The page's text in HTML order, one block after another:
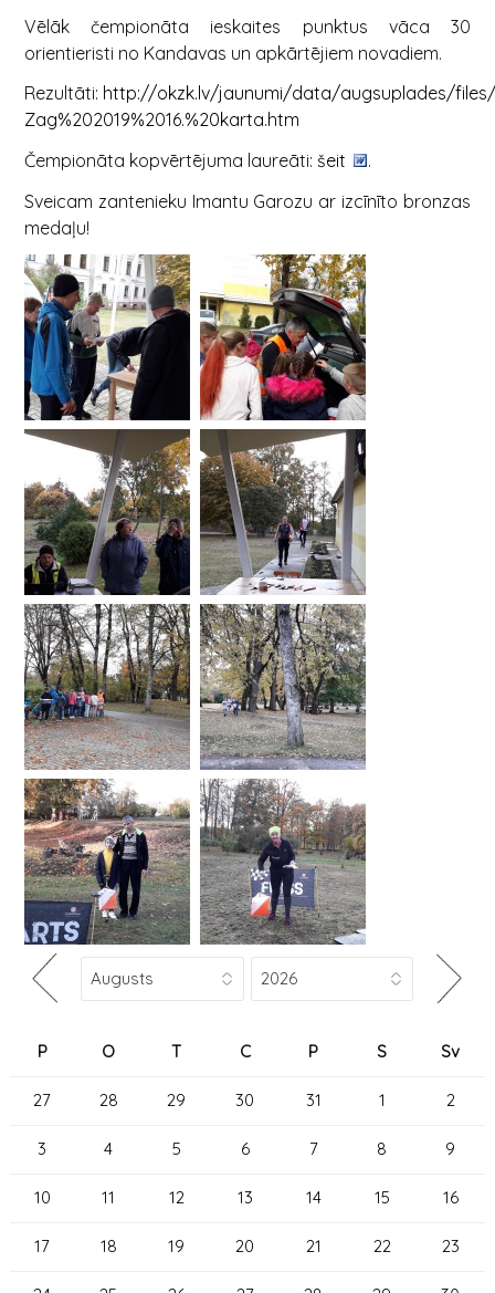
Vēlāk čempionāta ieskaites punktus vāca 30
orientieristi no Kandavas un apkārtējiem novadiem.
Rezultāti: http://okzk.lv/jaunumi/data/augsuplades/
Zag%202019%2016.%20karta.htm
Čempionāta kopvērtējuma laureāti: šeit
.
Sveicam zantenieku Imantu Garozu ar izcīnīto bronzas
medaļu!
P O T C P S Sv
27 28 29 30 31 1 2
3 4 5 6 7 8 9
10 11 12 13 14 15 16
17 18 19 20 21 22 23